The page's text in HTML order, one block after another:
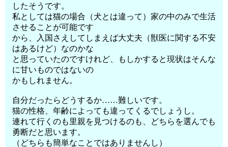
したそうです。
私としては猫の場合（犬とは違って）家の中のみで生活
させることが可能です
から、入国さえしてしまえば大丈夫（獣医に関する不安
はあるけど）なのかな
と思っていたのですけれど、もしかすると現状はそんな
に甘いものではないの
かもしれません。
自分だったらどうするか……難しいです。
猫の性格、年齢によっても違ってくるでしょうし。
連れて行くのも里親を見つけるのも、どちらを選んでも
勇断だと思います。
（どちらも簡単なことではありませんし）